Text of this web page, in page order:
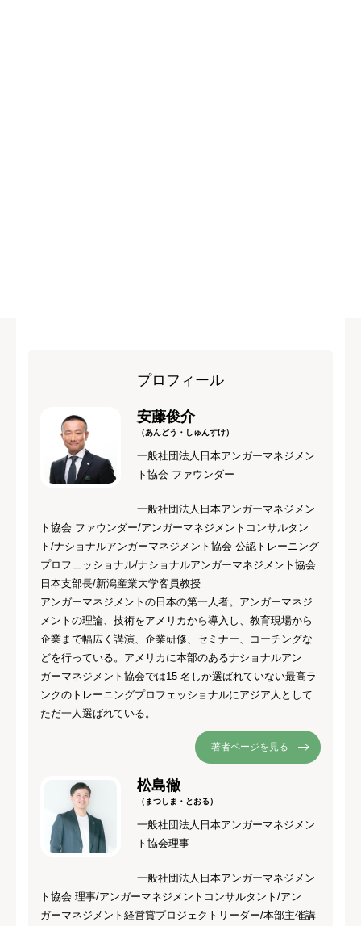
プロフィール
安藤俊介
（あんどう・しゅんすけ）
一般社団法人日本アンガーマネジメン
ト協会 ファウンダー
一般社団法人日本アンガーマネジメン
ト協会 ファウンダー/アンガーマネジメントコンサルタン
ト/ナショナルアンガーマネジメント協会 公認トレーニング
プロフェッショナル/ナショナルアンガーマネジメント協会
日本支部長/新潟産業大学客員教授
アンガーマネジメントの日本の第一人者。アンガーマネジ
メントの理論、技術をアメリカから導入し、教育現場から
企業まで幅広く講演、企業研修、セミナー、コーチングな
どを行っている。アメリカに本部のあるナショナルアン
ガーマネジメント協会では15 名しか選ばれていない最高ラ
ンクのトレーニングプロフェッショナルにアジア人として
ただ一人選ばれている。
著者ページを見る
松島徹
（まつしま・とおる）
一般社団法人日本アンガーマネジメン
ト協会理事
一般社団法人日本アンガーマネジメン
ト協会 理事/アンガーマネジメントコンサルタント/アン
ガーマネジメント経営賞プロジェクトリーダー/本部主催講